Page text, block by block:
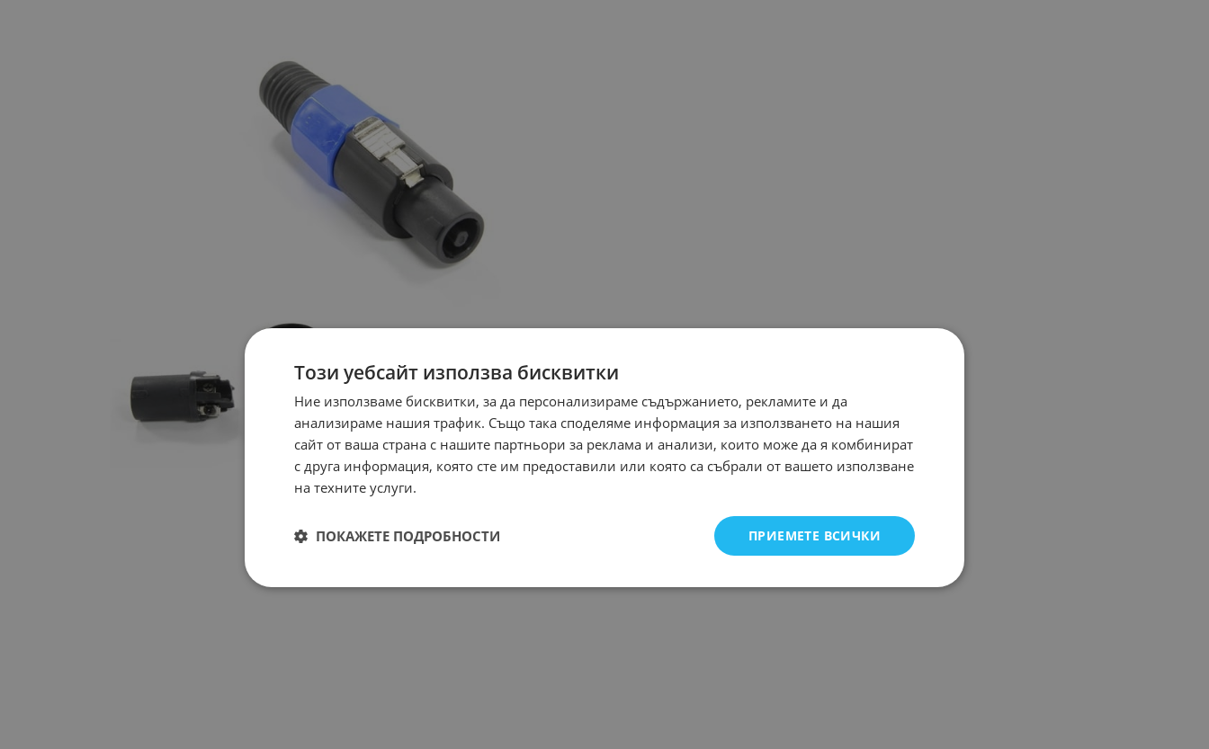
Този уебсайт използва бисквитки
Ние използваме бисквитки, за да персонализираме съдържанието, рекламите и да
анализираме нашия трафик. Също така споделяме информация за използването на нашия
сайт от ваша страна с нашите партньори за реклама и анализи, които може да я комбинират
с друга информация, която сте им предоставили или която са събрали от вашето използване
на техните услуги.
ПРИЕМЕТЕ ВСИЧКИ
ПОКАЖЕТЕ ПОДРОБНОСТИ